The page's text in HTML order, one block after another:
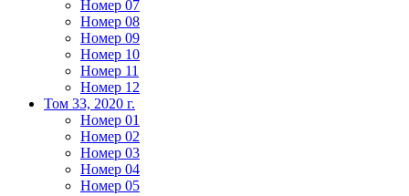
Номер 07
Номер 08
Номер 09
Номер 10
Номер 11
Номер 12
Том 33, 2020 г.
Номер 01
Номер 02
Номер 03
Номер 04
Номер 05